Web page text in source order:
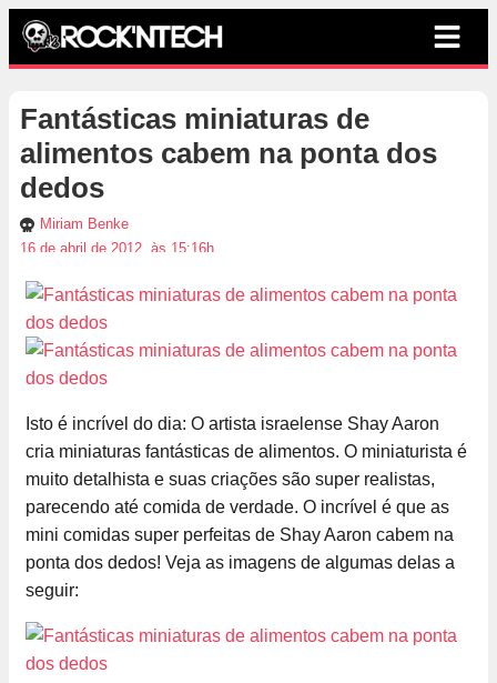
Fantásticas miniaturas de
alimentos cabem na ponta dos
dedos
Miriam Benke
16 de abril de 2012, às 15:16h
Isto é incrível do dia: O artista israelense Shay Aaron
cria miniaturas fantásticas de alimentos. O miniaturista é
muito detalhista e suas criações são super realistas,
parecendo até comida de verdade. O incrível é que as
mini comidas super perfeitas de Shay Aaron cabem na
ponta dos dedos! Veja as imagens de algumas delas a
seguir: